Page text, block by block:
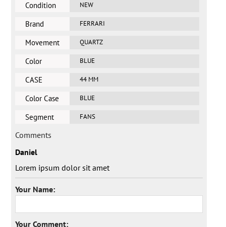
Condition NEW
Brand FERRARI
Movement QUARTZ
Color BLUE
CASE
44 MM
Color Case BLUE
Segment FANS
Comments
Daniel
Lorem ipsum dolor sit amet
Your Name:
Your Comment: